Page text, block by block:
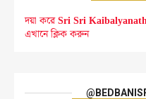
দয়া করেSri Sri
এখানে ক্লিক করুন